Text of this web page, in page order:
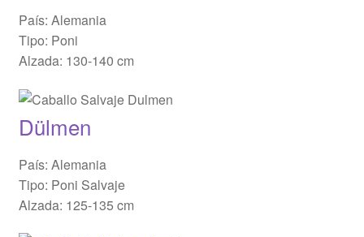
País: Alemania
Tipo: Poni
Alzada: 130-140 cm
Dülmen
País: Alemania
Tipo: Poni Salvaje
Alzada: 125-135 cm